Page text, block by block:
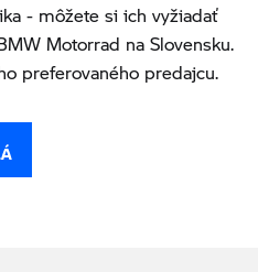
- môžete si ich vyžiadať
Motorrad na Slovensku.
preferovaného predajcu.